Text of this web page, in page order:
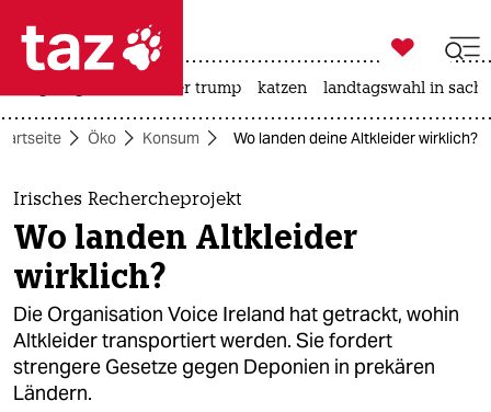
 taz zahl ich
taz zahl ich
themen
politik
öko
gesellschaft
kultur

taz zahl ich
usa unter trump katzen landtagswahl in
Öko Konsum Wo landen deine Altkleider wirklich?
Irisches Rechercheprojekt
Wo landen Altkleider
wirklich?
Die Organisation Voice Ireland hat getrackt, wohin
Altkleider transportiert werden. Sie fordert
strengere Gesetze gegen Deponien in prekären
Ländern.